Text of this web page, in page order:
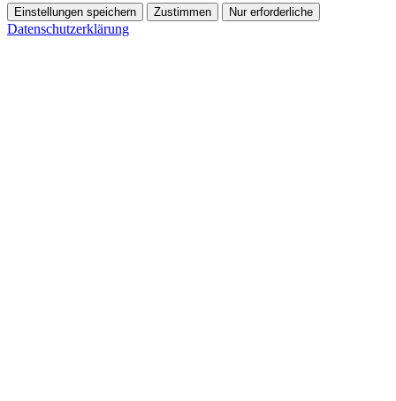
Einstellungen speichern Zustimmen Nur erforderliche
Datenschutzerklärung